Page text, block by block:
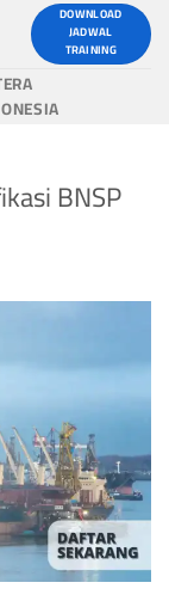
DOWNLOAD
JADWAL
TRAINING
BNSP